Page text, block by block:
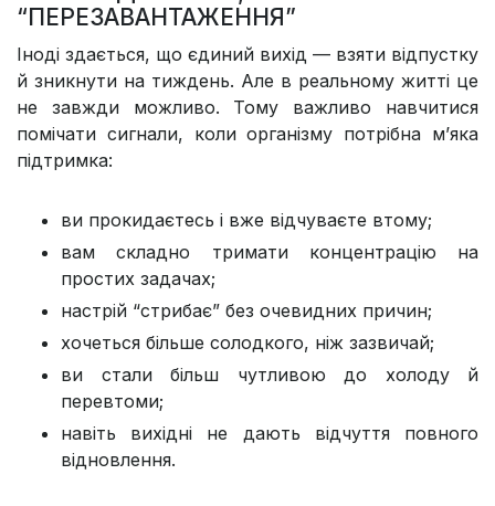
“ПЕРЕЗАВАНТАЖЕННЯ”
Іноді здається, що єдиний вихід — взяти відпустку
й зникнути на тиждень. Але в реальному житті це
не завжди можливо. Тому важливо навчитися
помічати сигнали, коли організму потрібна м’яка
підтримка:
ви прокидаєтесь і вже відчуваєте втому;
вам складно тримати концентрацію на
простих задачах;
настрій “стрибає” без очевидних причин;
хочеться більше солодкого, ніж зазвичай;
ви стали більш чутливою до холоду й
перевтоми;
навіть вихідні не дають відчуття повного
відновлення.